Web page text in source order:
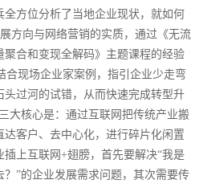
方位分析了当地企业现状，就如何
方向与网络营销的实质，通过《无流
合和变现全解码》主题课程的经验
合现场企业家案例，指引企业少走弯
过河的试错，从而快速完成转型升
大核心是：通过互联网把传统产业搬
达客户、去中心化，进行碎片化闲置
插上互联网 +翅膀，首先要解决“我是
”的企业发展需求问题，其次需要传